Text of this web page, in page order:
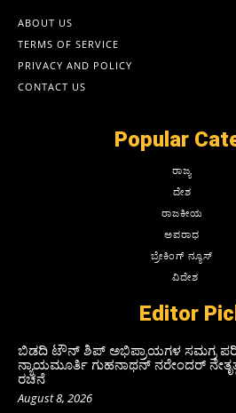
ABOUT US
TERMS OF SERVICE
PRIVACY AND POLICY
CONTACT US
Popular
ರಾಜ್ಯ
ದೇಶ
ರಾಜಕೀಯ
ಅಪರಾಧ
ಬ್ರೇಕಿಂಗ್ ನ್ಯೂಸ್
ವಿದೇಶ
Editor
ಬಿಡದಿ ಟೌನ್ ಶಿಪ್ ಅಭಿಪ್ರಾಯಗಳ ಸಮಗ್ರ
ನ್ಯಾಯಮೂರ್ತಿ ಗುಹನಾಥನ್ ನರೇಂದರ್
ರಚನೆ
August 8, 2026